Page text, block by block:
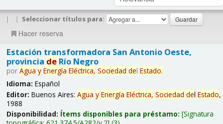
| | Seleccionar títulos para:
Hacer reserva
Estación transformadora San Antonio Oeste,
provincia deRío Negro
por Agua y Energía Eléctrica, Sociedad del Estado.
Idioma: Español
Editor: Buenos Aires: Agua y Energía Eléctrica, Sociedad del Estado,
1988
Disponibilidad: Ítems disponibles para préstamo: Signatura